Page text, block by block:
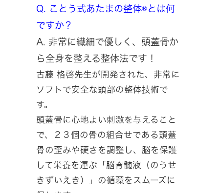
Q. ことう式あたまの整体®とは何
ですか？
A. 非常に繊細で優しく、頭蓋骨か
ら全身を整える整体法です！
古藤 格啓先生が開発された、非常に
ソフトで安全な頭部の整体技術で
す。
頭蓋骨に心地よい刺激を与えること
で、２３個の骨の組合せである頭蓋
骨の歪みや硬さを調整し、脳を保護
して栄養を運ぶ「脳脊髄液（のうせ
きずいえき）」の循環をスムーズに